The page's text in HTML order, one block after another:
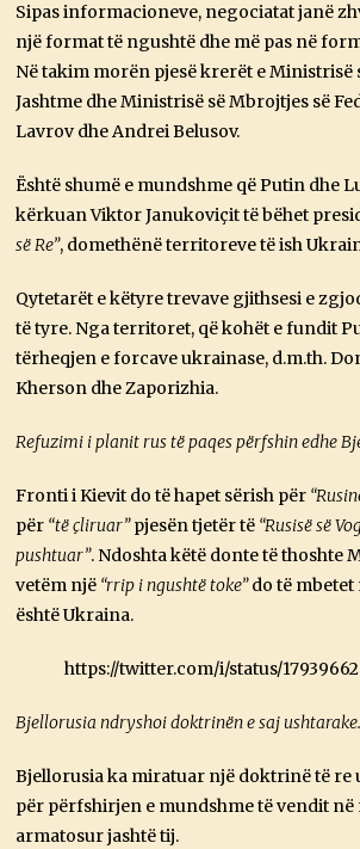
Sipas informacioneve, negociatat janë
një format të ngushtë dhe më pas në
Në takim morën pjesë krerët e Ministrisë
Jashtme dhe Ministrisë së Mbrojtjes së
Lavrov dhe Andrei Belusov.
Është shumë e mundshme që Putin dhe
kërkuan Viktor Janukoviçit të bëhet
së Re”, domethënë territoreve të ish
Qytetarët e këtyre trevave gjithsesi e
të tyre. Nga territoret, që kohët e fundit
tërheqjen e forcave ukrainase, d.m.th.
Kherson dhe Zaporizhia.
Refuzimi i planit rus të paqes përfshin edhe
Fronti i Kievit do të hapet sërish për
për “të çliruar”pjesën tjetër të “Rusisë së
pushtuar”. Ndoshta këtë donte të thoshte
vetëm një “rrip i ngushtë toke”do të mbetet
është Ukraina.
https://twitter.com/i/status/
Bjellorusia ndryshoi doktrinën e saj ushtarake.
Bjellorusia ka miratuar një doktrinë të re
për përfshirjen e mundshme të vendit
armatosur jashtë tij.